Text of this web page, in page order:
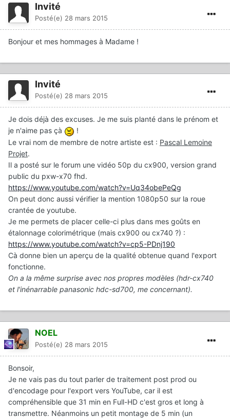
Invité
Posté(e) 28 mars 2015
Bonjour et mes hommages à Madame !
Invité
Posté(e) 28 mars 2015
Je dois déjà des excuses. Je me suis planté dans le prénom et
je n'aime pas çà
!
Le vrai nom de membre de notre artiste est : Pascal Lemoine
Projet.
Il a posté sur le forum une vidéo 50p du cx900, version grand
public du pxw-x70 fhd.
https://www.youtube.com/watch?v=Uq34obePeQg
On peut donc aussi vérifier la mention 1080p50 sur la roue
crantée de youtube.
Je me permets de placer celle-ci plus dans mes goûts en
étalonnage colorimétrique (mais cx900 ou cx740 ?) :
https://www.youtube.com/watch?v=cp5-PDnj190
Cà donne bien un aperçu de la qualité obtenue quand l'export
fonctionne.
On a la même surprise avec nos propres modèles (hdr-cx740
et l'inénarrable panasonic hdc-sd700, me concernant).
NOEL
Posté(e) 28 mars 2015
Bonsoir,
Je ne vais pas du tout parler de traitement post prod ou
d'encodage pour l'export vers YouTube, car il est
compréhensible que 31 min en Full-HD c'est gros et long à
transmettre. Néanmoins un petit montage de 5 min (un